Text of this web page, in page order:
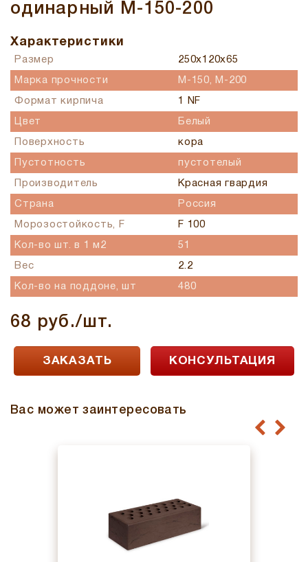
одинарный М-150-200
Характеристики
Размер 250x120x65
Марка прочности М-150, М-200
Формат кирпича 1 NF
Цвет Белый
Поверхность кора
Пустотность пустотелый
Производитель Красная гвардия
Страна Россия
Морозостойкость, F F 100
Кол-во шт. в 1 м2 51
Вес 2.2
Кол-во на поддоне, шт 480
68 руб./шт.
ЗАКАЗАТЬ КОНСУЛЬТАЦИЯ
Вас может заинтересовать